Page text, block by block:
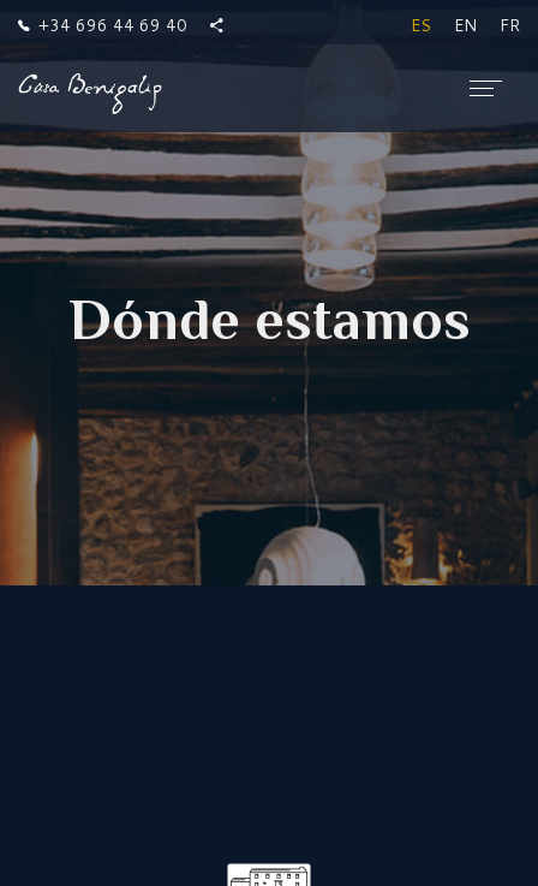
+34 696 44 69 40 ES EN FR
Dónde estamos